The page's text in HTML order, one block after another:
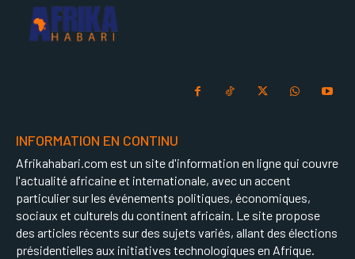
INFORMATION EN CONTINU
Afrikahabari.com est un site d'information en ligne qui couvre
l'actualité africaine et internationale, avec un accent
particulier sur les événements politiques, économiques,
sociaux et culturels du continent africain. Le site propose
des articles récents sur des sujets variés, allant des élections
présidentielles aux initiatives technologiques en Afrique.